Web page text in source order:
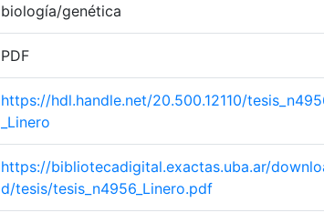
biología/genética
PDF
https://hdl.handle.net/20.500.12110/
_Linero
https://bibliotecadigital.exactas.uba.ar/
d/tesis/tesis_n4956_Linero.pdf